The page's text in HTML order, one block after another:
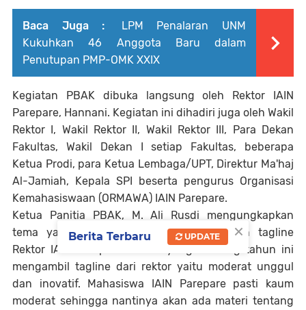
Baca Juga :
LPM Penalaran UNM
Kukuhkan 46 Anggota Baru dalam
Penutupan PMP-OMK XXIX
Kegiatan PBAK dibuka langsung oleh Rektor IAIN
Parepare, Hannani. Kegiatan ini dihadiri juga oleh Wakil
Rektor I, Wakil Rektor II, Wakil Rektor III, Para Dekan
Fakultas, Wakil Dekan I setiap Fakultas, beberapa
Ketua Prodi, para Ketua Lembaga/UPT, Direktur Ma'haj
Al-Jamiah, Kepala SPI beserta pengurus Organisasi
Kemahasiswaan (ORMAWA) IAIN Parepare.
Ketua Panitia PBAK, M. Ali Rusdi mengungkapkan
tema yang diusung tahun sesuai dengan tagline
Rektor IAIN Parepare. "Tema yang diusung tahun ini
mengambil tagline dari rektor yaitu moderat unggul
dan inovatif. Mahasiswa IAIN Parepare pasti kaum
moderat sehingga nantinya akan ada materi tentang
×
Berita Terbaru UPDATE